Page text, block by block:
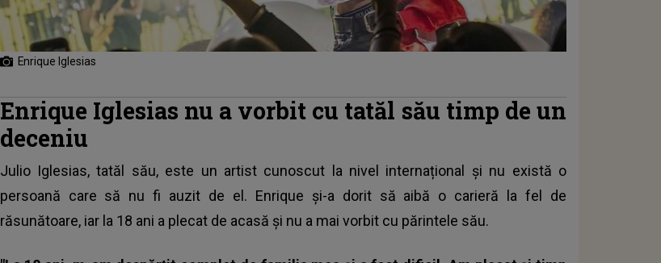
Enrique Iglesias
Enrique Iglesias nu a vorbit cu tatăl său timp de un
deceniu
Julio Iglesias, tatăl său, este un artist cunoscut la nivel internațional și nu există o
persoană care să nu fi auzit de el. Enrique și-a dorit să aibă o carieră la fel de
răsunătoare, iar la 18 ani a plecat de acasă și nu a mai vorbit cu părintele său.